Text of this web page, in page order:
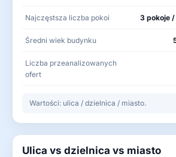
Najczęstsza liczba pokoi 3 pokoje
Średni wiek budynku
Liczba przeanalizowanych
ofert
Wartości: ulica / dzielnica / miasto.
Ulica vs dzielnica vs miasto